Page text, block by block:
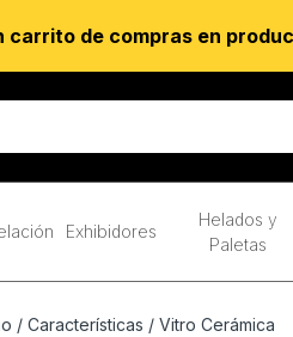
Exhibidores
Helados y
Paletas
/ Características / Vitro Cerámica
carrito de compras en